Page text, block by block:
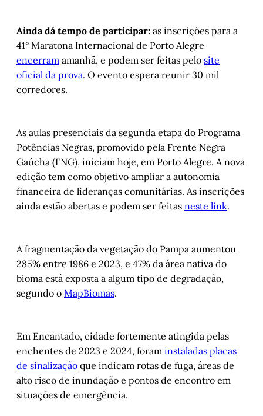
Ainda dá tempo de participar: as inscrições para a
41° Maratona Internacional de Porto Alegre
encerram amanhã, e podem ser feitas pelo site
oficial da prova. O evento espera reunir 30 mil
corredores.
As aulas presenciais da segunda etapa do Programa
Potências Negras, promovido pela Frente Negra
Gaúcha (FNG), iniciam hoje, em Porto Alegre. A nova
edição tem como objetivo ampliar a autonomia
financeira de lideranças comunitárias. As inscrições
ainda estão abertas e podem ser feitas neste link.
A fragmentação da vegetação do Pampa aumentou
285% entre 1986 e 2023, e 47% da área nativa do
bioma está exposta a algum tipo de degradação,
segundo o MapBiomas.
Em Encantado, cidade fortemente atingida pelas
enchentes de 2023 e 2024, foram instaladas placas
de sinalização que indicam rotas de fuga, áreas de
alto risco de inundação e pontos de encontro em
situações de emergência.